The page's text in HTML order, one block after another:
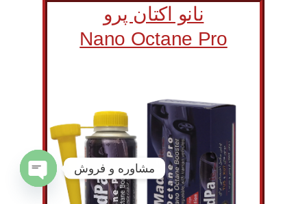
نانو اکتان پرو
Nano Octane Pro
مشاوره و فروش